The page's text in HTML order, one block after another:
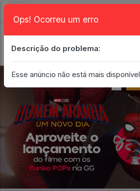
Ops! Ocorreu um erro
Descrição do problema:
Esse anúncio não está mais disponível